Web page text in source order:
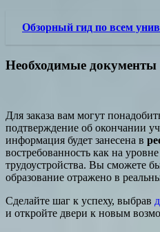
Обзорный гид по всем
Необходимые документы
Для заказа вам могут
подтверждение об окончании
информация будет занесена в
востребованность как на
трудоустройства. Вы сможете
образование отражено в
Сделайте шаг к успеху, выбрав
и откройте двери к новым